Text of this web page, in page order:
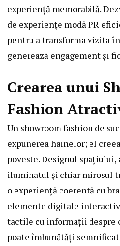
experiență memorabilă.
de experiențe modă PR
pentru a transforma vizita
generează engagement și
Crearea unui
Fashion
Un showroom fashion de
expunerea hainelor; el
poveste. Designul
iluminatul și chiar mirosul
o experiență coerentă cu
elemente digitale
tactile cu informații despre
poate îmbunătăți